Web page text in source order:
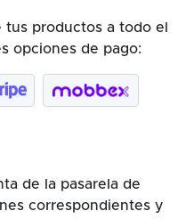
productos a todo el
opciones de pago:
de la pasarela de
correspondientes y